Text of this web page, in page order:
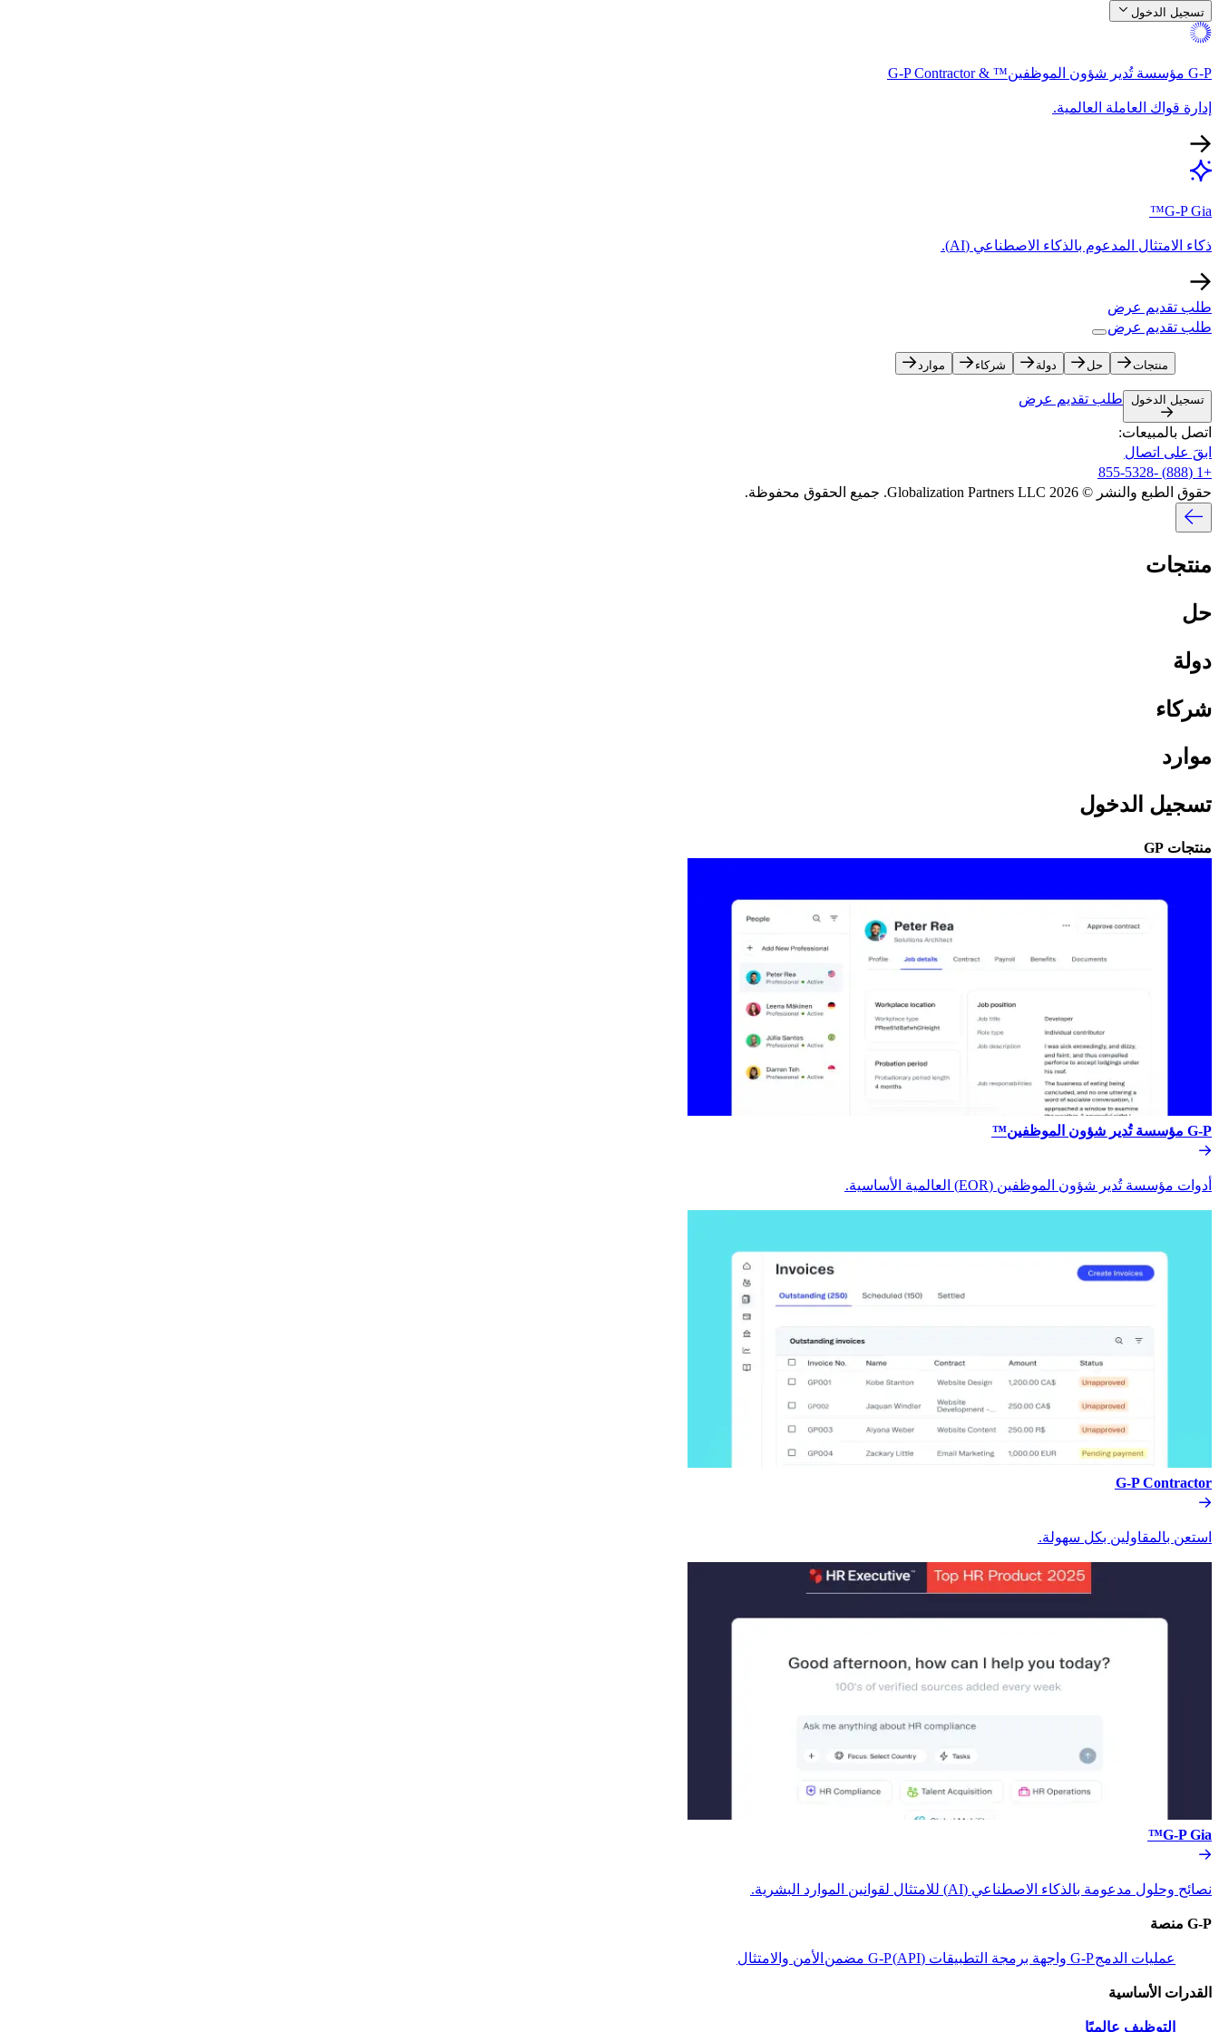
تسجيل الدخول​​
G-P مؤسسة تُدير شؤون الموظفين™ & G-P Contractor​​
إدارة قواك العاملة العالمية.​​
G-P Gia™​​
ذكاء الامتثال المدعوم بالذكاء الاصطناعي (AI).​​
طلب تقديم عرض​​
طلب تقديم عرض​​
منتجات​​ حل​​ دولة​​ شركاء​​ موارد​​
تسجيل الدخول​​ طلب تقديم عرض​​
اتصل بالمبيعات:​​
ابقَ على اتصال​​
+1 (888) -855-5328​​
حقوق الطبع والنشر © 2026 Globalization Partners LLC. جميع الحقوق محفوظة.​​
منتجات​​
حل​​
دولة​​
شركاء​​
موارد​​
تسجيل الدخول​​
منتجات GP​​
G-P مؤسسة تُدير شؤون الموظفين™​​
أدوات مؤسسة تُدير شؤون الموظفين (EOR) العالمية الأساسية.​​
G-P Contractor​​
استعن بالمقاولين بكل سهولة.​​
G-P Gia™​​
نصائح وحلول مدعومة بالذكاء الاصطناعي (AI) للامتثال لقوانين الموارد البشرية.​​
G-P منصة​​
عمليات الدمج​​G-P واجهة برمجة التطبيقات (API)​​ G-P مضمن​​ الأمن والامتثال​​
القدرات الأساسية​​
التوظيف عالميًا​​